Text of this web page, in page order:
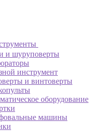
и шуруповерты
инструмент
и винтоверты
оборудование
машины